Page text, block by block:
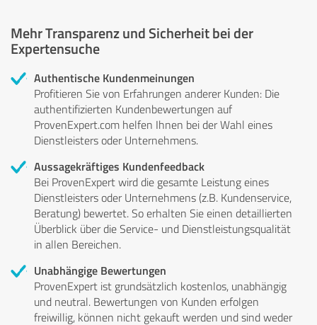
Mehr Transparenz und Sicherheit bei der
Expertensuche
Authentische Kundenmeinungen
Profitieren Sie von Erfahrungen anderer Kunden: Die
authentifizierten Kundenbewertungen auf
ProvenExpert.com helfen Ihnen bei der Wahl eines
Dienstleisters oder Unternehmens.
Aussagekräftiges Kundenfeedback
Bei ProvenExpert wird die gesamte Leistung eines
Dienstleisters oder Unternehmens (z.B. Kundenservice,
Beratung) bewertet. So erhalten Sie einen detaillierten
Überblick über die Service- und Dienstleistungsqualität
in allen Bereichen.
Unabhängige Bewertungen
ProvenExpert ist grundsätzlich kostenlos, unabhängig
und neutral. Bewertungen von Kunden erfolgen
freiwillig, können nicht gekauft werden und sind weder